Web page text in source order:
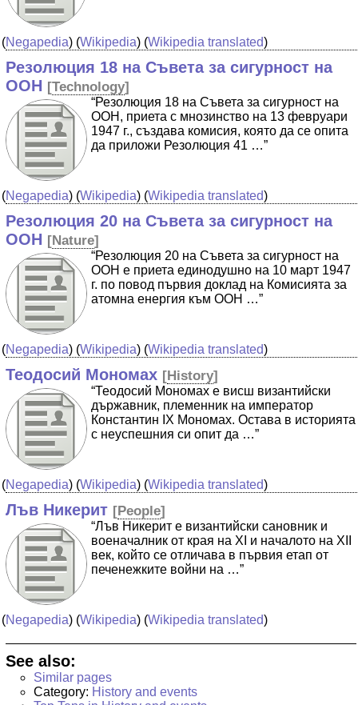
(Negapedia) (Wikipedia) (Wikipedia translated)
Резолюция 18 на Съвета за сигурност на
ООН [Technology]
“Резолюция 18 на Съвета за сигурност на
ООН, приета с мнозинство на 13 февруари
1947 г., създава комисия, която да се опита
да приложи Резолюция 41 …”
(Negapedia) (Wikipedia) (Wikipedia translated)
Резолюция 20 на Съвета за сигурност на
ООН [Nature]
“Резолюция 20 на Съвета за сигурност на
ООН е приета единодушно на 10 март 1947
г. по повод първия доклад на Комисията за
атомна енергия към ООН …”
(Negapedia) (Wikipedia) (Wikipedia translated)
Теодосий Мономах [History]
“Теодосий Мономах е висш византийски
държавник, племенник на император
Константин IX Мономах. Остава в историята
с неуспешния си опит да …”
(Negapedia) (Wikipedia) (Wikipedia translated)
Лъв Никерит [People]
“Лъв Никерит е византийски сановник и
военачалник от края на XI и началото на XII
век, който се отличава в първия етап от
печенежките войни на …”
(Negapedia) (Wikipedia) (Wikipedia translated)
See also:
Similar pages
Category: History and events